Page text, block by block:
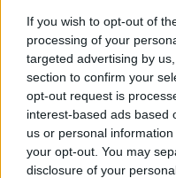
If you wish to opt-out of
processing of your
targeted advertising by
section to confirm your
opt-out request is
interest-based ads based
us or personal
your opt-out. You may
disclosure of your
Könyv Kobe
afrikai
izgalmas